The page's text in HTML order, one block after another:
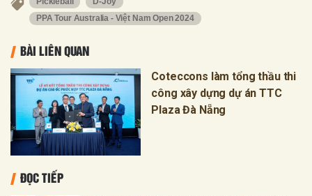
PPA Tour Australia - Việt Nam Open 2024
BÀI LIÊN QUAN
Coteccons làm tổng thầu thi
công xây dựng dự án TTC
Plaza Đà Nẵng
ĐỌC TIẾP